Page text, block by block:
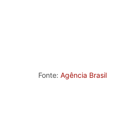
Fonte: Agência Brasil